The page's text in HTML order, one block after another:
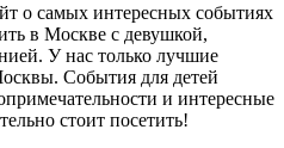
о самых интересных событиях
в Москве с девушкой,
У нас только лучшие
События для детей
и интересные
стоит посетить!